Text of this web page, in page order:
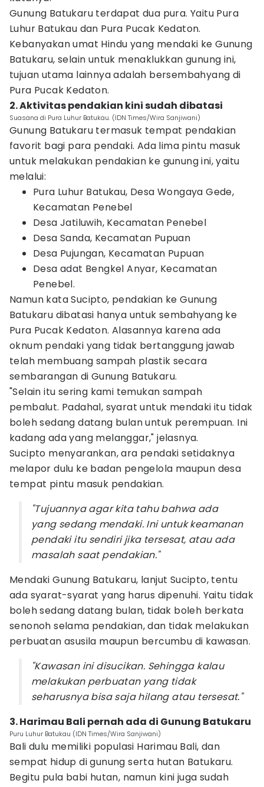
Gunung Batukaru terdapat dua pura. Yaitu Pura
Luhur Batukau dan Pura Pucak Kedaton.
Kebanyakan umat Hindu yang mendaki ke Gunung
Batukaru, selain untuk menaklukkan gunung ini,
tujuan utama lainnya adalah bersembahyang di
Pura Pucak Kedaton.
2. Aktivitas pendakian kini sudah dibatasi
Suasana di Pura Luhur Batukau. (IDN Times/Wira Sanjiwani)
Gunung Batukaru termasuk tempat pendakian
favorit bagi para pendaki. Ada lima pintu masuk
untuk melakukan pendakian ke gunung ini, yaitu
melalui:
Pura Luhur Batukau, Desa Wongaya Gede,
Kecamatan Penebel
Desa Jatiluwih, Kecamatan Penebel
Desa Sanda, Kecamatan Pupuan
Desa Pujungan, Kecamatan Pupuan
Desa adat Bengkel Anyar, Kecamatan
Penebel.
Namun kata Sucipto, pendakian ke Gunung
Batukaru dibatasi hanya untuk sembahyang ke
Pura Pucak Kedaton. Alasannya karena ada
oknum pendaki yang tidak bertanggung jawab
telah membuang sampah plastik secara
sembarangan di Gunung Batukaru.
"Selain itu sering kami temukan sampah
pembalut. Padahal, syarat untuk mendaki itu tidak
boleh sedang datang bulan untuk perempuan. Ini
kadang ada yang melanggar," jelasnya.
Sucipto menyarankan, ara pendaki setidaknya
melapor dulu ke badan pengelola maupun desa
tempat pintu masuk pendakian.
"Tujuannya agar kita tahu bahwa ada
yang sedang mendaki. Ini untuk keamanan
pendaki itu sendiri jika tersesat, atau ada
masalah saat pendakian."
Mendaki Gunung Batukaru, lanjut Sucipto, tentu
ada syarat-syarat yang harus dipenuhi. Yaitu tidak
boleh sedang datang bulan, tidak boleh berkata
senonoh selama pendakian, dan tidak melakukan
perbuatan asusila maupun bercumbu di kawasan.
"Kawasan ini disucikan. Sehingga kalau
melakukan perbuatan yang tidak
seharusnya bisa saja hilang atau tersesat."
3. Harimau Bali pernah ada di Gunung Batukaru
Puru Luhur Batukau (IDN Times/Wira Sanjiwani)
Bali dulu memiliki populasi Harimau Bali, dan
sempat hidup di gunung serta hutan Batukaru.
Begitu pula babi hutan, namun kini juga sudah